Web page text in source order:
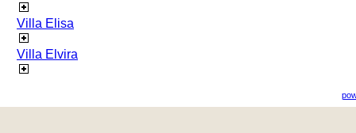
Villa Elisa
Villa Elvira